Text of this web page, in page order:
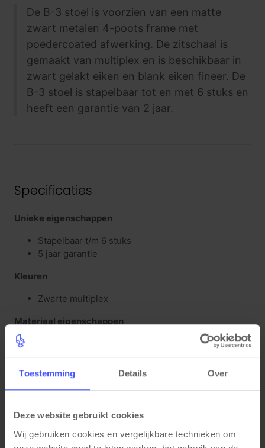
Toestemming Details Over
Deze website gebruikt cookies
Wij gebruiken cookies en vergelijkbare technieken om
De B-3 stoel is voorzien van een matte
zwart metalen 4-poots frame met
poedercoated afwerking. De zitschaal is
gemaakt van multiplex en is beschikbaar in
zwart gelakt eiken en blank eiken fineer. De
B-3 stoel is stapelbaar tot en met 6 stuks en
heeft een garantie van 2 jaar.
Specificaties
Unieke eigenschappen
Stapelbaar t/m 6 stuks
5 jaar garantie
Kleuren
Zwarte multiplex
Materiaal eigenschappen
Zithoogte: 42 cm
Totale breedte: 72 cm